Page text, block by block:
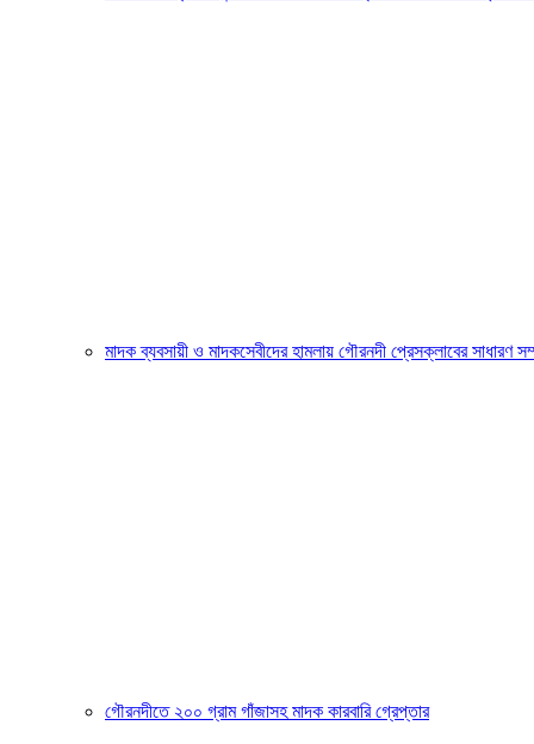
মাদক ব্যবসায়ী ও মাদকসেবীদের হামলায় গৌরনদী প্রেসক্লাবের
গৌরনদীতে ২০০ গ্রাম গাঁজাসহ মাদক কারবারি গ্রেপ্তার